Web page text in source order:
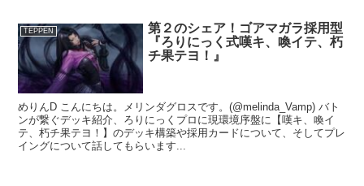
TEPPEN
第２のシェア！ゴアマガラ採用型
『ろりにっく式嘆キ、喚イテ、朽
チ果テヨ！』
めりんD こんにちは。メリンダグロスです。(@melinda_Vamp) バト
ンが繋ぐデッキ紹介、ろりにっくプロに現環境序盤に【嘆キ、喚イ
テ、朽チ果テヨ！】のデッキ構築や採用カードについて、そしてプレ
イングについて話してもらいます...